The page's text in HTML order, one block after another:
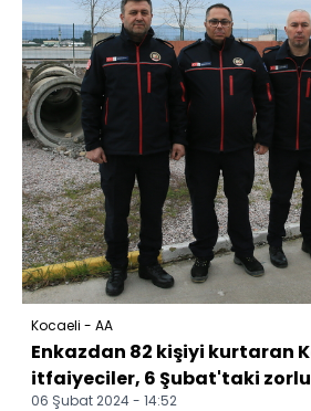
Kocaeli - AA
Enkazdan 82 kişiyi kurtaran
itfaiyeciler, 6 Şubat'taki zorlu
06 Şubat 2024 - 14:52